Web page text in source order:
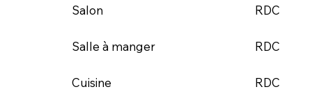
Salon
Salle à manger
Cuisine
RDC
RDC
RDC